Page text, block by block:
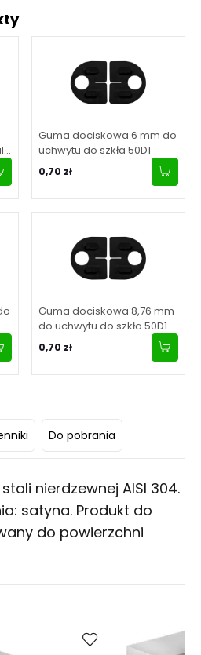
Guma dociskowa 6 mm do
uchwytu do szkła 50D1
0,70 zł
Guma dociskowa 8,76 mm
do uchwytu do szkła 50D1
0,70 zł
Do pobrania
nierdzewnej AISI 304.
satyna. Produkt do
do powierzchni